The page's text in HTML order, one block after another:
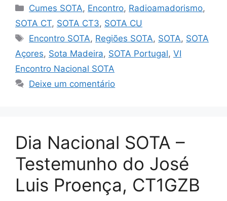
Categorias
Cumes SOTA, Encontro, Radioamadorismo,
SOTA CT, SOTA CT3, SOTA CU
Etiquetas
Encontro SOTA, Regiões SOTA, SOTA, SOTA
Açores, Sota Madeira, SOTA Portugal, VI
Encontro Nacional SOTA
Deixe um comentário
Dia Nacional SOTA –
Testemunho do José
Luis Proença, CT1GZB